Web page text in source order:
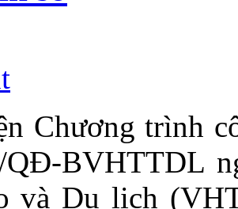
Chương trình
QĐ-BVHTTDL
và Du lịch